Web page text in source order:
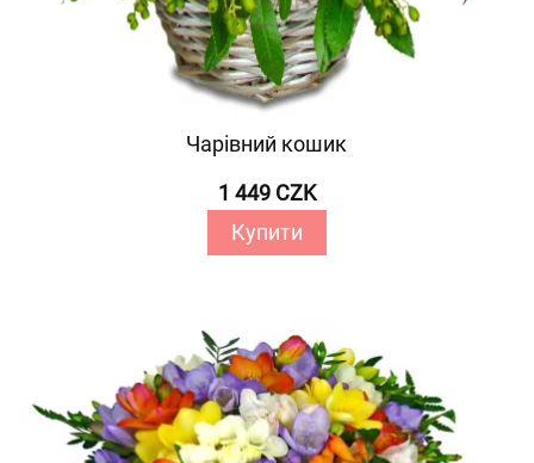
Чарівний кошик
1 449 CZK
Купити